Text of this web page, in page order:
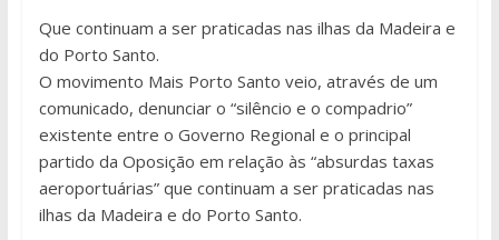
Que continuam a ser praticadas nas ilhas da Madeira e
do Porto Santo.
O movimento Mais Porto Santo veio, através de um
comunicado, denunciar o “silêncio e o compadrio”
existente entre o Governo Regional e o principal
partido da Oposição em relação às “absurdas taxas
aeroportuárias” que continuam a ser praticadas nas
ilhas da Madeira e do Porto Santo.